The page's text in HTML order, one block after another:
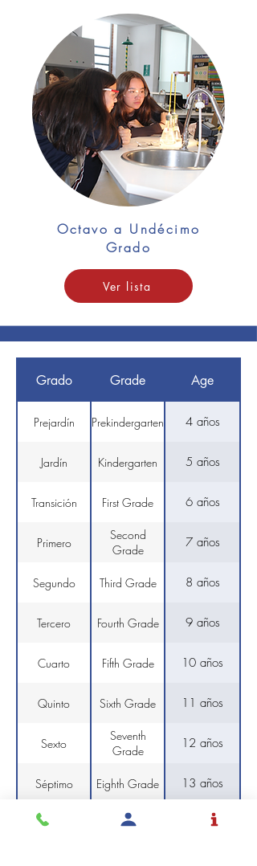
Octavo a Undécimo
Grado
Ver lista
Grado Grade Age
Prejardín Prekindergarten 4 años
Jardín Kindergarten 5 años
Transición First Grade 6 años
Primero
Second
Grade
7 años
Segundo Third Grade 8 años
Tercero Fourth Grade 9 años
Cuarto Fifth Grade 10 años
Quinto Sixth Grade 11 años
Sexto
Seventh
Grade
12 años
Séptimo Eighth Grade 13 años
Octavo Ninth Grade 14 años